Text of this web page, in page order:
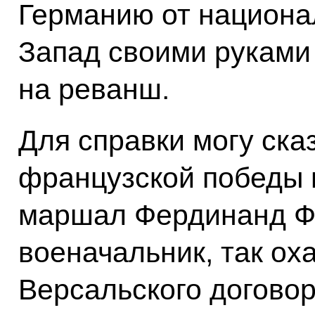
Германию от
Запад своими
на реванш.
Для справки могу
французской
маршал Фердинанд
военачальник, так
Версальского